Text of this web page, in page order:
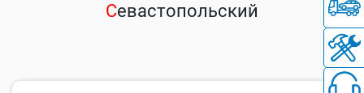
Севастопольский